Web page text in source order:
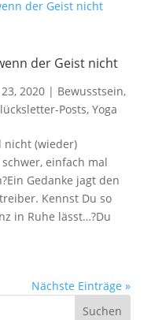
der Geist nicht
2020| Bewusstsein,
Posts, Yoga
nicht (wieder)
einfach mal
Gedanke jagt den
Kennst Du so
in Ruhe lässt…?Du
Nächste Einträge »